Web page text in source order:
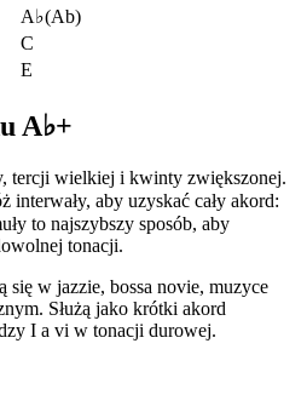
A♭(Ab)
C
E
A♭+
tercji wielkiej i kwinty zwiększonej.
interwały, aby uzyskać cały akord:
to najszybszy sposób, aby
tonacji.
w jazzie, bossa novie, muzyce
Służą jako krótki akord
I a vi w tonacji durowej.